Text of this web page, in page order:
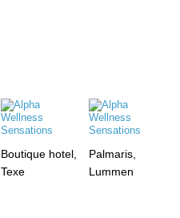
Boutique hotel,
Texe
Palmaris,
Lummen